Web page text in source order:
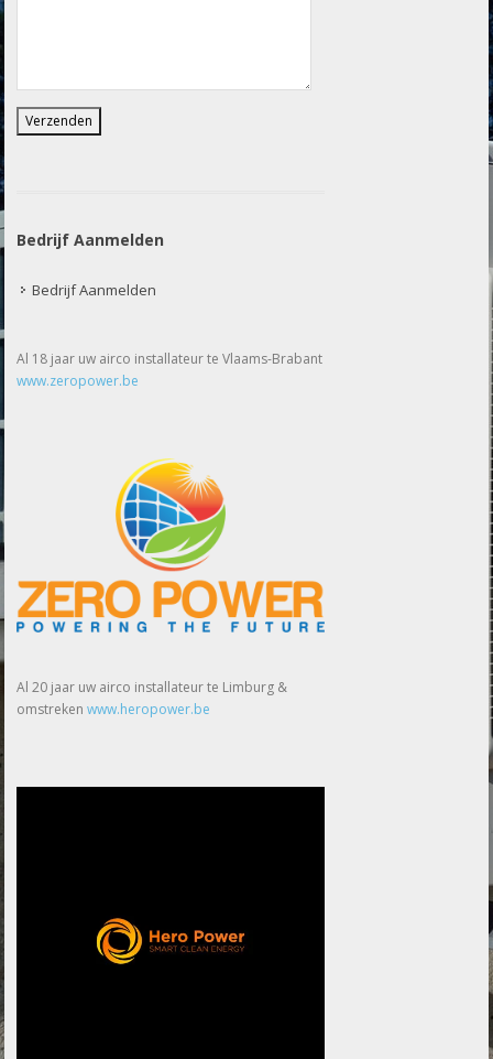
Bedrijf Aanmelden
Bedrijf Aanmelden
Al 18 jaar uw airco installateur te Vlaams-Brabant
www.zeropower.be
Al 20 jaar uw airco installateur te Limburg &
omstrekenwww.heropower.be